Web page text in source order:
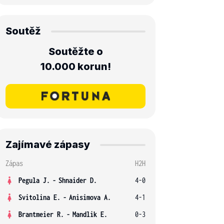
Soutěž
Soutěžte o
10.000 korun!
Zajímavé zápasy
Zápas
H2H
Pegula J. - Shnaider D.
4-0
Svitolina E. - Anisimova A.
4-1
Brantmeier R. - Mandlik E.
0-3